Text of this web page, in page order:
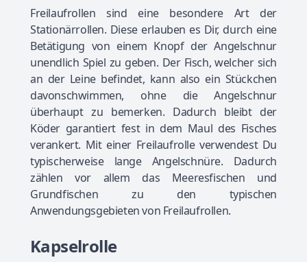
Freilaufrollen sind eine besondere Art der
Stationärrollen. Diese erlauben es Dir, durch eine
Betätigung von einem Knopf der Angelschnur
unendlich Spiel zu geben. Der Fisch, welcher sich
an der Leine befindet, kann also ein Stückchen
davonschwimmen, ohne die Angelschnur
überhaupt zu bemerken. Dadurch bleibt der
Köder garantiert fest in dem Maul des Fisches
verankert. Mit einer Freilaufrolle verwendest Du
typischerweise lange Angelschnüre. Dadurch
zählen vor allem das Meeresfischen und
Grundfischen zu den typischen
Anwendungsgebieten von Freilaufrollen.
Kapselrolle